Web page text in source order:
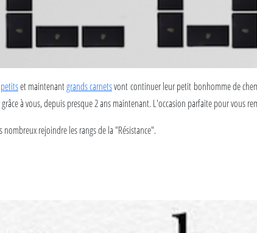
petitset maintenantgrands carnetsvont continuer leur petit bonhomme de
à vous, depuis presque 2 ans maintenant. L'occasion parfaite pour vous
rejoindre les rangs de la "Résistance".
une belle et heureuse année pour vous et ceux que vous aimez pour
qu'elle soit remplie de bonheurs quotidiens et de bonnes résolutions...